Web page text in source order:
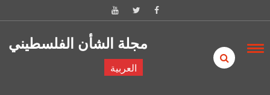
مجلة الشأن الفلسطيني
العربية